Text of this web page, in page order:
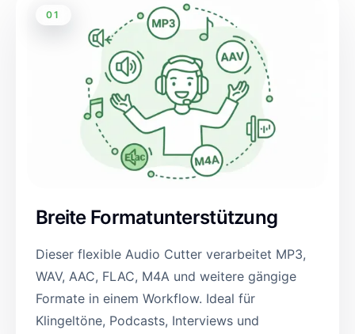
01
Breite Formatunterstützung
Dieser flexible Audio Cutter verarbeitet MP3,
WAV, AAC, FLAC, M4A und weitere gängige
Formate in einem Workflow. Ideal für
Klingeltöne, Podcasts, Interviews und